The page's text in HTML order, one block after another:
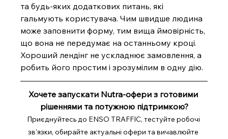
та будь-яких додаткових питань, які
гальмують користувача. Чим швидше людина
може заповнити форму, тим вища ймовірність,
що вона не передумає на останньому кроці.
Хороший лендінг не ускладнює замовлення, а
робить його простим і зрозумілим в одну дію.
Хочете запускати Nutra-офери з готовими
рішеннями та потужною підтримкою?
Приєднуйтесь до ENSO TRAFFIC, тестуйте робочі
зв'язки, обирайте актуальні офери та вичавлюйте